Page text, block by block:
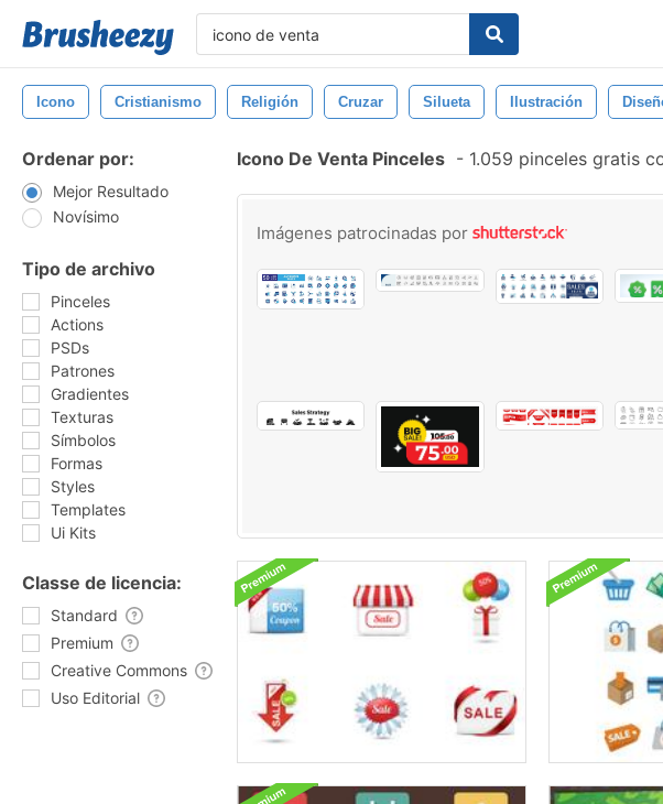
Icono Cristianismo Religión Cruzar Silueta Ilustración
Ordenar por:
Mejor Resultado
Novísimo
Tipo de archivo
Pinceles
Actions
PSDs
Patrones
Gradientes
Texturas
Símbolos
Formas
Styles
Templates
Ui Kits
Classe de licencia:
Standard
Premium
Creative Commons
Uso Editorial
Icono De Venta Pinceles - 1.059 pinceles gratis
Imágenes patrocinadas por